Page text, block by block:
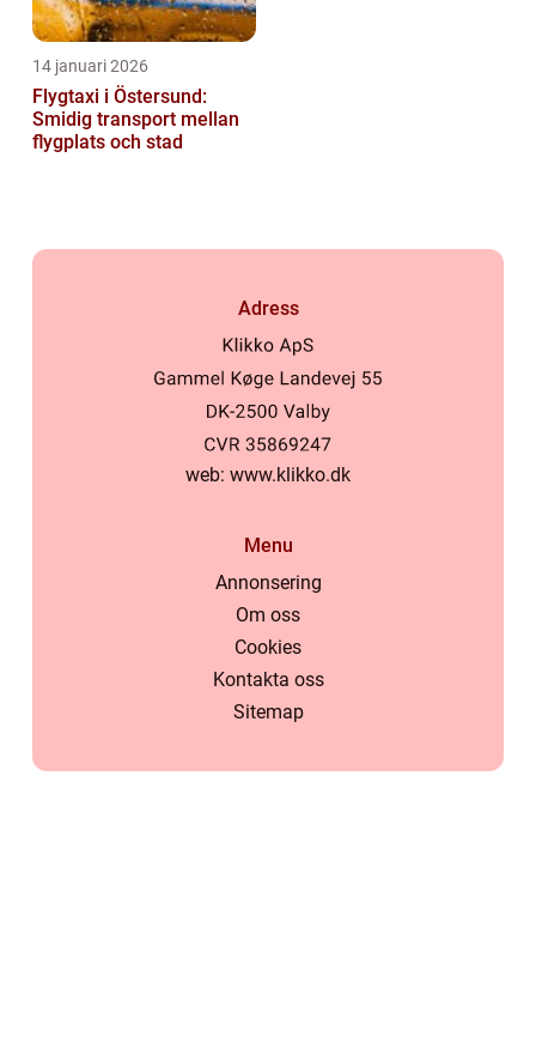
14 januari 2026
Flygtaxi i Östersund:
Smidig transport mellan
flygplats och stad
Adress
web: www.klikko.dk
Menu
Annonsering
Om oss
Cookies
Kontakta oss
Sitemap